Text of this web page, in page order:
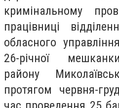
кримінальному
працівниці
обласного
26-річної
району
протягом червня-